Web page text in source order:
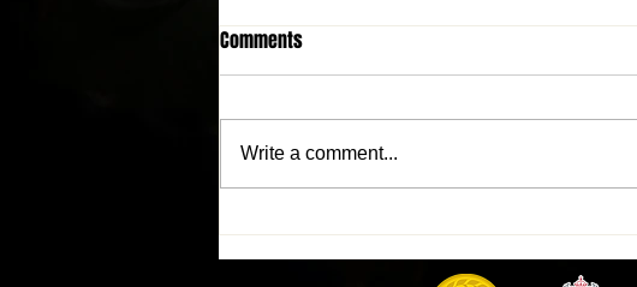
Indios de Mayagüez tendrán
entrada GRATIS este martes
Comments
Write a comment...